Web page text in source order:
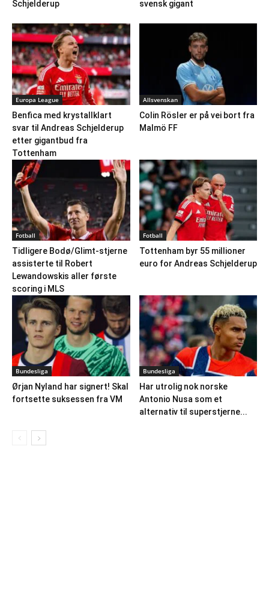
Schjelderup svensk gigant
Europa League
Benfica med krystallklart
svar til Andreas Schjelderup
etter gigantbud fra
Tottenham
Allsvenskan
Colin Rösler er på vei bort fra
Malmö FF
Fotball
Tidligere Bodø/Glimt-stjerne
assisterte til Robert
Lewandowskis aller første
scoring i MLS
Fotball
Tottenham byr 55 millioner
euro for Andreas Schjelderup
Bundesliga
Ørjan Nyland har signert! Skal
fortsette suksessen fra VM
Bundesliga
Har utrolig nok norske
Antonio Nusa som et
alternativ til superstjerne...